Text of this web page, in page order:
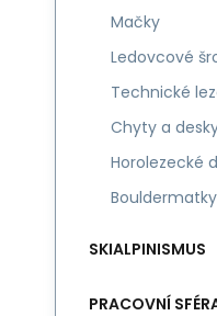
Mačky
Ledovcové
Technické
Chyty a
Horolezecké
Bouldermatky
SKIALPINISMUS
PRACOVNÍ